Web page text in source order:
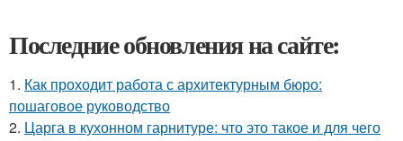
Последние обновления на сайте:
1. Как проходит работа с архитектурным бюро:
пошаговое руководство
2. Царга в кухонном гарнитуре: что это такое и для чего